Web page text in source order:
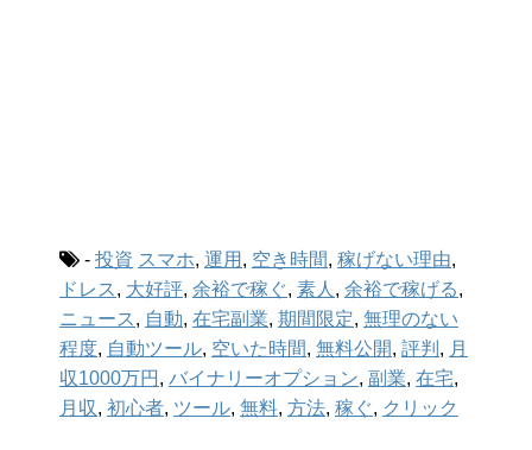
- 投資 スマホ, 運用 , 空き時間, 稼げない理由,
ドレス , 大好評, 余裕で稼ぐ, 素人 , 余裕で稼げる,
ニュース , 自動, 在宅副業, 期間限定, 無理のない
程度, 自動ツール, 空いた時間, 無料公開, 評判 , 月
収1000万円 , バイナリーオプション, 副業, 在宅,
月収, 初心者, ツール, 無料, 方法, 稼ぐ, クリック